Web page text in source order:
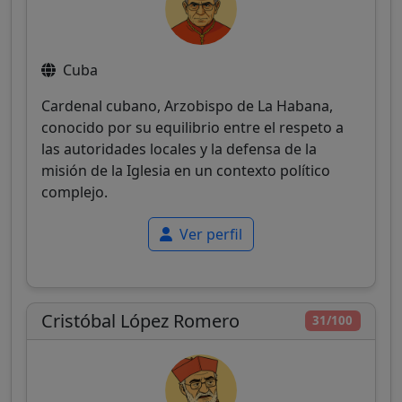
Cuba
Cardenal cubano, Arzobispo de La Habana,
conocido por su equilibrio entre el respeto a
las autoridades locales y la defensa de la
misión de la Iglesia en un contexto político
complejo.
Ver perfil
31/100
Cristóbal López Romero